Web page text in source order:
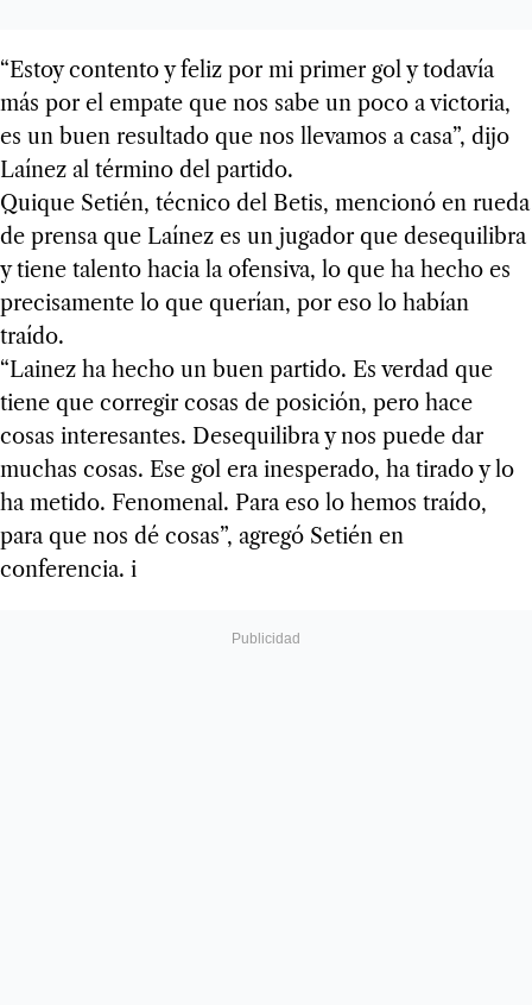
“Estoy contento y feliz por mi primer gol y todavía
más por el empate que nos sabe un poco a victoria,
es un buen resultado que nos llevamos a casa”, dijo
Laínez al término del partido.
Quique Setién, técnico del Betis, mencionó en rueda
de prensa que Laínez es un jugador que desequilibra
y tiene talento hacia la ofensiva, lo que ha hecho es
precisamente lo que querían, por eso lo habían
traído.
“Lainez ha hecho un buen partido. Es verdad que
tiene que corregir cosas de posición, pero hace
cosas interesantes. Desequilibra y nos puede dar
muchas cosas. Ese gol era inesperado, ha tirado y lo
ha metido. Fenomenal. Para eso lo hemos traído,
para que nos dé cosas”, agregó Setién en
conferencia. i